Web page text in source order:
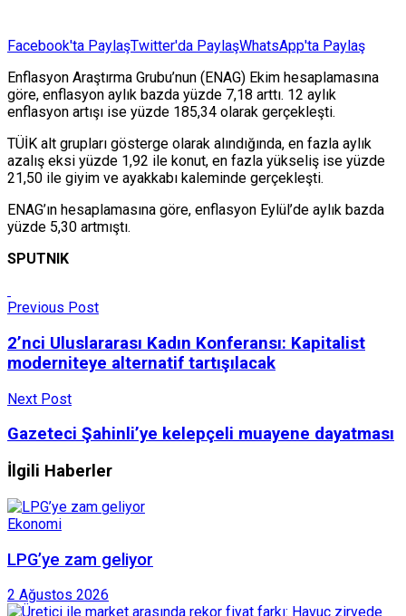
Facebook'ta PaylaşTwitter'da PaylaşWhatsApp'ta Paylaş
Enflasyon Araştırma Grubu’nun (ENAG) Ekim hesaplamasına
göre, enflasyon aylık bazda yüzde 7,18 arttı. 12 aylık
enflasyon artışı ise yüzde 185,34 olarak gerçekleşti.
TÜİK alt grupları gösterge olarak alındığında, en fazla aylık
azalış eksi yüzde 1,92 ile konut, en fazla yükseliş ise yüzde
21,50 ile giyim ve ayakkabı kaleminde gerçekleşti.
ENAG’ın hesaplamasına göre, enflasyon Eylül’de aylık bazda
yüzde 5,30 artmıştı.
SPUTNIK
Previous Post
2’nci Uluslararası Kadın Konferansı: Kapitalist
moderniteye alternatif tartışılacak
Next Post
Gazeteci Şahinli’ye kelepçeli muayene dayatması
İlgili Haberler
Ekonomi
LPG’ye zam geliyor
2 Ağustos 2026